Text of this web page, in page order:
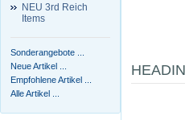
NEU 3rd Reich
Items
Sonderangebote ...
Neue Artikel ...
Empfohlene Artikel ...
Alle Artikel ...